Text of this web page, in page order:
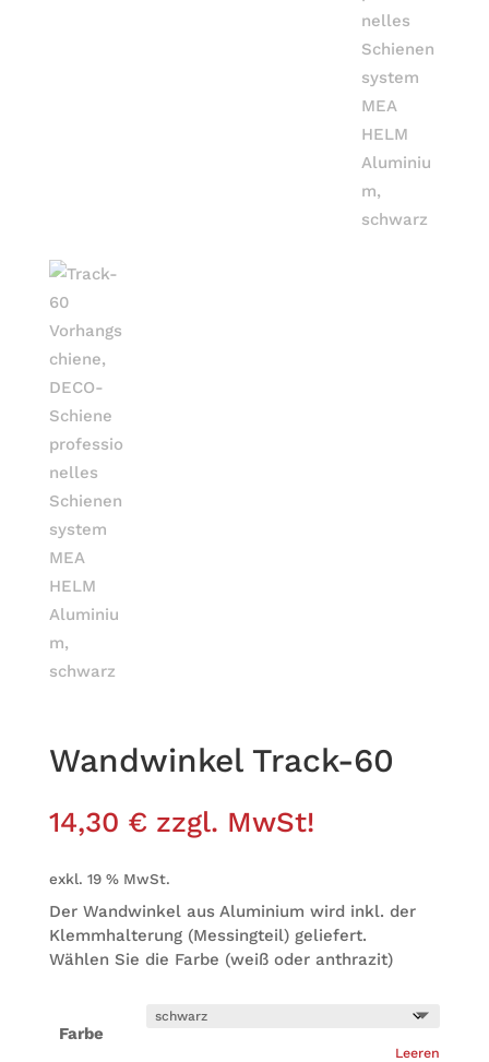
Wand­win­kel Track-60
14,30 € zzgl. MwSt!
exkl. 19 % MwSt.
Der Wand­win­kel aus Alu­mi­nium wird inkl. der
Klemm­hal­te­rung (Mes­sing­teil) geliefert.
Wäh­len Sie die Farbe (weiß oder anthrazit)
Farbe
Lee­ren